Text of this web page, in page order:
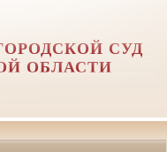
СУД
ОБЛАСТИ